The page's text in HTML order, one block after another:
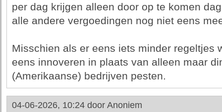
per dag krijgen alleen door op te komen
alle andere vergoedingen nog niet eens
Misschien als er eens iets minder regeltjes
eens innoveren in plaats van alleen maar
(Amerikaanse) bedrijven pesten.
04-06-2026, 10:24 door Anoniem